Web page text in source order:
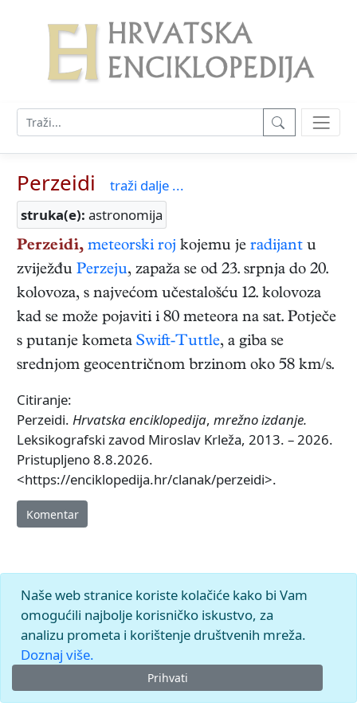
Perzeidi
traži dalje ...
struka(e): astronomija
Perzeidi, meteorski roj kojemu je radijant u
zviježđu Perzeju, zapaža se od 23. srpnja do 20.
kolovoza, s najvećom učestalošću 12. kolovoza
kad se može pojaviti i 80 meteora na sat. Potječe
s putanje kometa Swift-Tuttle, a giba se
srednjom geocentričnom brzinom oko 58 km/s.
Citiranje:
Perzeidi. Hrvatska enciklopedija, mrežno izdanje.
Leksikografski zavod Miroslav Krleža, 2013. – 2026.
Pristupljeno 8.8.2026.
<https://enciklopedija.hr/clanak/perzeidi>.
Komentar
Naše web stranice koriste kolačiće kako bi Vam
omogućili najbolje korisničko iskustvo, za
analizu prometa i korištenje društvenih mreža.
Doznaj više.
Prihvati
© 2026.Leksikografski zavodMiroslav Krleža